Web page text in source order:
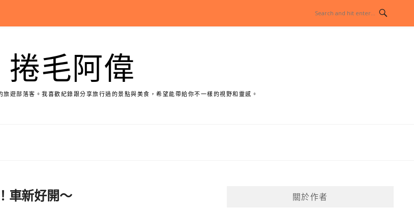
捲毛阿偉
遊部落客。我喜歡紀錄跟分享旅行過的景點與美食，希望能帶給你不一樣的視野和靈感。
車新好開～ 關於作者